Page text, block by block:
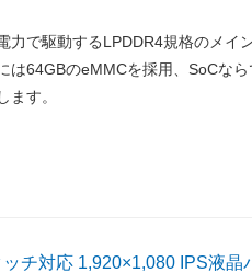
力で駆動するLPDDR4規格のメイ
は64GBのeMMCを採用、SoCな
ます。
チ対応 1,920×1,080 IPS液晶